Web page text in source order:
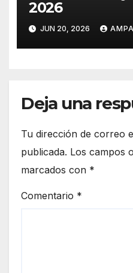
2026
JUN 20, 2026
Deja una
Tu dirección de correo
publicada. Los campos
marcados con *
Comentario *